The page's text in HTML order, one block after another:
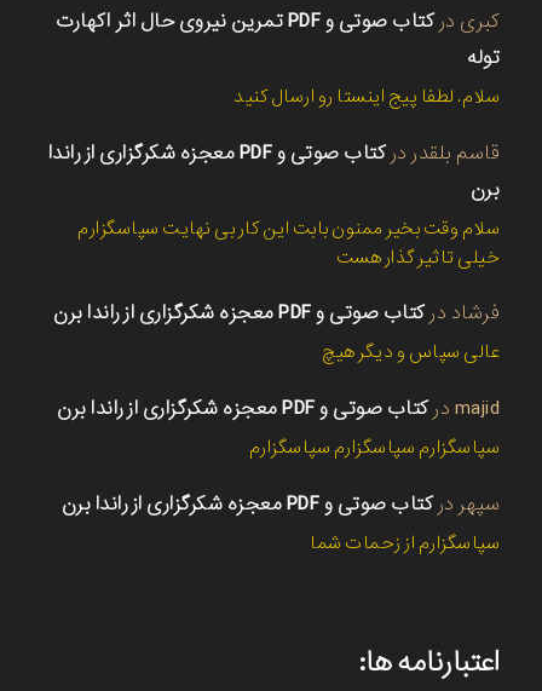
کبری در
کتاب صوتی و PDF تمرین نیروی حال اثر اکهارت
توله
سلام. لطفا پیج اینستا رو ارسال کنید
قاسم بلقدر در
کتاب صوتی و PDF معجزه شکرگزاری از راندا
برن
سلام وقت بخیر ممنون بابت این کار بی نهایت سپاسگزارم
خیلی تاثیر گذار هست
فرشاد درکتاب صوتی و PDF معجزه شکرگزاری از راندا برن
عالی سپاس و دیگر هیچ
majid درکتاب صوتی و PDF معجزه شکرگزاری از راندا برن
سپاسگزارم سپاسگزارم سپاسگزارم
سپهر درکتاب صوتی و PDF معجزه شکرگزاری از راندا برن
سپاسگزارم از زحمات شما
اعتبارنامه ها: